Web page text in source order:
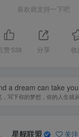
喜欢就支持一下吧
赞 538 分享 收
a dream can take
，写下你的梦想，你的人生就
星舰联盟 关注